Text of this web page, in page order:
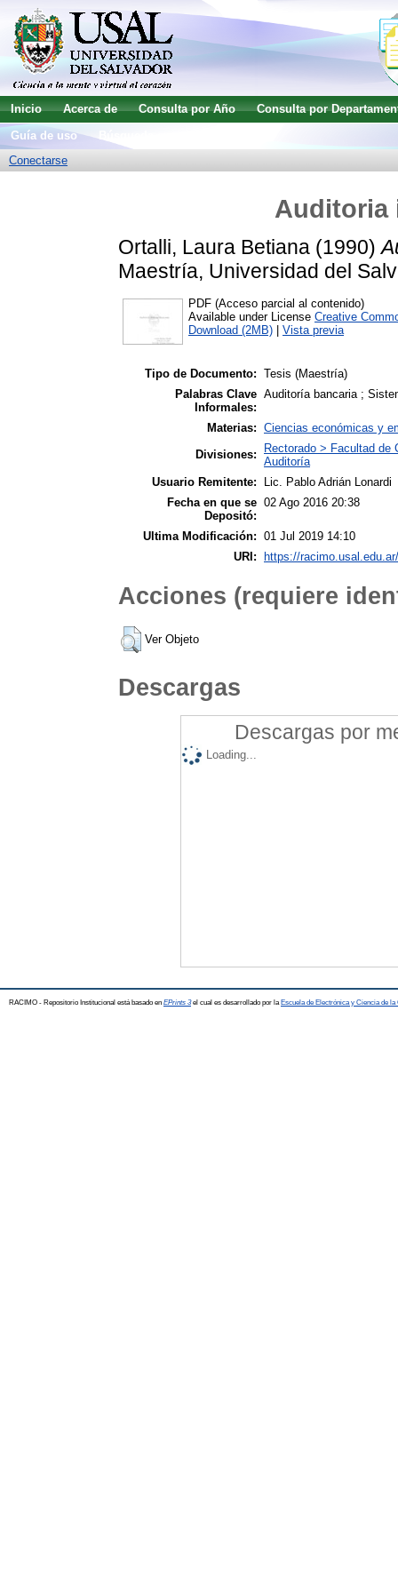
Inicio Acerca de Consulta por Año
Consulta por
Guía de uso
Conectarse
Auditoria
Ortalli, Laura Betiana (1990)
Maestría, Universidad del
PDF (Acceso parcial al contenido)
Available under License Creative
Download (2MB)
Vista previa
Tipo de Documento: Tesis (Maestría)
Palabras Clave
Informales:
Auditoría bancaria ;
Materias: Ciencias económicas y
Divisiones:
Rectorado > Facultad
Auditoría
Usuario Remitente:
Lic. Pablo Adrián Lonardi
Fecha en que se
Depositó:
02 Ago 2016 20:38
Ultima Modificación: 01 Jul 2019 14:10
URI:
https://
Acciones (requiere
Ver Objeto
Descargas
Descargas por
Loading...
RACIMO - Repositorio Institucional está basado en EPrints 3el cual es desarrollado por la Escuela de Electrónica y Ciencia de la